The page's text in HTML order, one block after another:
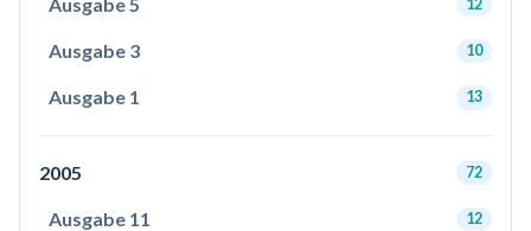
12
Ausgabe 3 10
Ausgabe 1 13
2005 72
Ausgabe 11 12